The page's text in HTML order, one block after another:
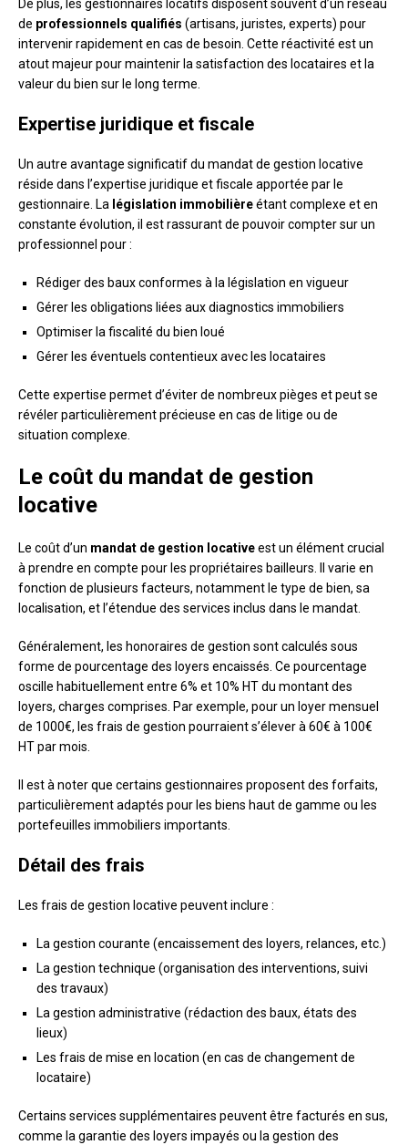
De plus, les gestionnaires locatifs disposent souvent d’un réseau
de professionnels qualifiés (artisans, juristes, experts) pour
intervenir rapidement en cas de besoin. Cette réactivité est un
atout majeur pour maintenir la satisfaction des locataires et la
valeur du bien sur le long terme.
Expertise juridique et fiscale
Un autre avantage significatif du mandat de gestion locative
réside dans l’expertise juridique et fiscale apportée par le
gestionnaire. La législation immobilièreétant complexe et en
constante évolution, il est rassurant de pouvoir compter sur un
professionnel pour :
Rédiger des baux conformes à la législation en vigueur
Gérer les obligations liées aux diagnostics immobiliers
Optimiser la fiscalité du bien loué
Gérer les éventuels contentieux avec les locataires
Cette expertise permet d’éviter de nombreux pièges et peut se
révéler particulièrement précieuse en cas de litige ou de
situation complexe.
Le coût du mandat de gestion
locative
Le coût d’un mandat de gestion locativeest un élément crucial
à prendre en compte pour les propriétaires bailleurs. Il varie en
fonction de plusieurs facteurs, notamment le type de bien, sa
localisation, et l’étendue des services inclus dans le mandat.
Généralement, les honoraires de gestion sont calculés sous
forme de pourcentage des loyers encaissés. Ce pourcentage
oscille habituellement entre 6% et 10% HT du montant des
loyers, charges comprises. Par exemple, pour un loyer mensuel
de 1000€, les frais de gestion pourraient s’élever à 60€ à 100€
HT par mois.
Il est à noter que certains gestionnaires proposent des forfaits,
particulièrement adaptés pour les biens haut de gamme ou les
portefeuilles immobiliers importants.
Détail des frais
Les frais de gestion locative peuvent inclure :
La gestion courante (encaissement des loyers, relances, etc.)
La gestion technique (organisation des interventions, suivi
des travaux)
La gestion administrative (rédaction des baux, états des
lieux)
Les frais de mise en location (en cas de changement de
locataire)
Certains services supplémentaires peuvent être facturés en sus,
comme la garantie des loyers impayés ou la gestion des